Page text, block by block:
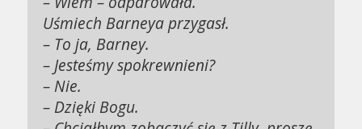
Uśmiech Barneya przygasł.
– To ja, Barney.
– Jesteśmy spokrewnieni?
– Nie.
– Dzięki Bogu.